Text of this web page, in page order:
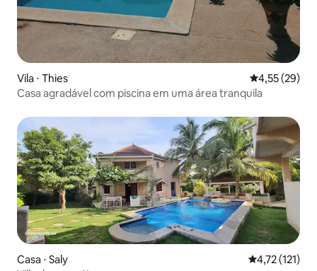
Vila ⋅ Thies 4,55 de uma
4,55 (29)
Casa agradável com piscina em uma área tranquila
Casa ⋅ Saly 4,72 de uma
4,72 (121)